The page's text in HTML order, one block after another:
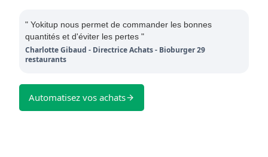
" Yokitup nous permet de commander les bonnes
quantités et d'éviter les pertes "
Charlotte Gibaud - Directrice Achats - Bioburger 29
restaurants
Automatisez vos achats